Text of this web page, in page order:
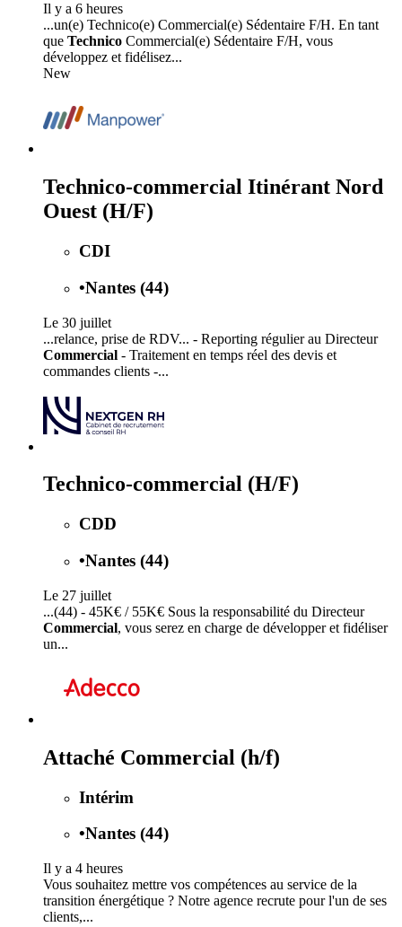
Il y a 6 heures
...un(e) Technico(e) Commercial(e) Sédentaire F/H. En tant
que Technico Commercial(e) Sédentaire F/H, vous
développez et fidélisez...
New
Technico-commercial Itinérant Nord
Ouest (H/F)
CDI
•Nantes (44)
Le 30 juillet
...relance, prise de RDV... - Reporting régulier au Directeur
Commercial - Traitement en temps réel des devis et
commandes clients -...
Technico-commercial (H/F)
CDD
•Nantes (44)
Le 27 juillet
...(44) - 45K€ / 55K€ Sous la responsabilité du Directeur
Commercial, vous serez en charge de développer et fidéliser
un...
Attaché Commercial (h/f)
Intérim
•Nantes (44)
Il y a 4 heures
Vous souhaitez mettre vos compétences au service de la
transition énergétique ? Notre agence recrute pour l'un de ses
clients,...